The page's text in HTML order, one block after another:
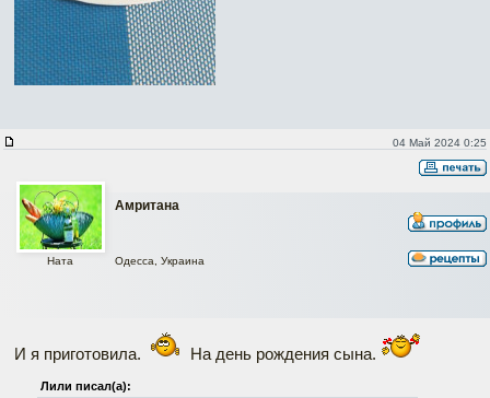
04 Май 2024 0:25
Амритана
Ната Одесса, Украина
И я приготовила. На день рождения сына.
Лили писал(а):